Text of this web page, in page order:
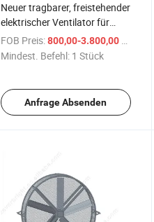
Neuer tragbarer, freistehender
elektrischer Ventilator für
Lagerhäuser in Fabriken
FOB Preis: 800,00-3.800,00 $
Mindest. Befehl: 1 Stück
Anfrage Absenden